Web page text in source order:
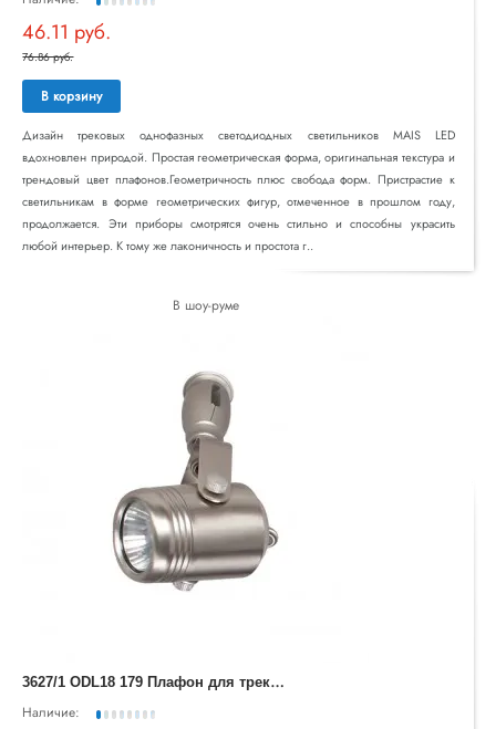
46.11 руб.
76.86 руб.
В корзину
Дизайн трековых однофазных светодиодных светильников MAIS LED
вдохновлен природой. Простая геометрическая форма, оригинальная текстура и
трендовый цвет плафонов.Геометричность плюс свобода форм. Пристрастие к
светильникам в форме геометрических фигур, отмеченное в прошлом году,
продолжается. Эти приборы смотрятся очень стильно и способны украсить
любой интерьер. К тому же лаконичность и простота г..
В шоу-руме
3
627/1 ODL18 179 Плафон для трека IP20 GU10 50W 220V FLEХIMINI
Наличие: